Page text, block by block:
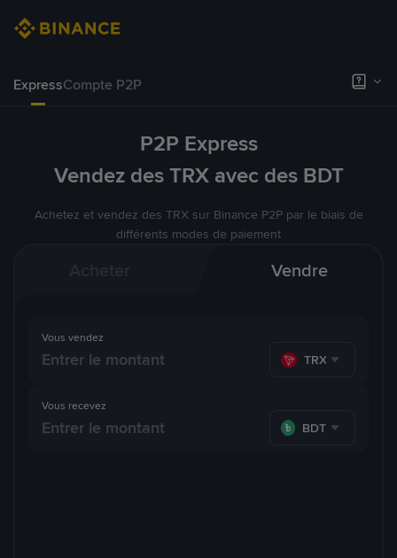
ExpressCompte P2P
P2P Express
Vendez des TRX avec des BDT
Achetez et vendez des TRX sur Binance P2P par le biais de
différents modes de paiement
Vendre
Vous recevez
BDT
Vous vendez
TRX